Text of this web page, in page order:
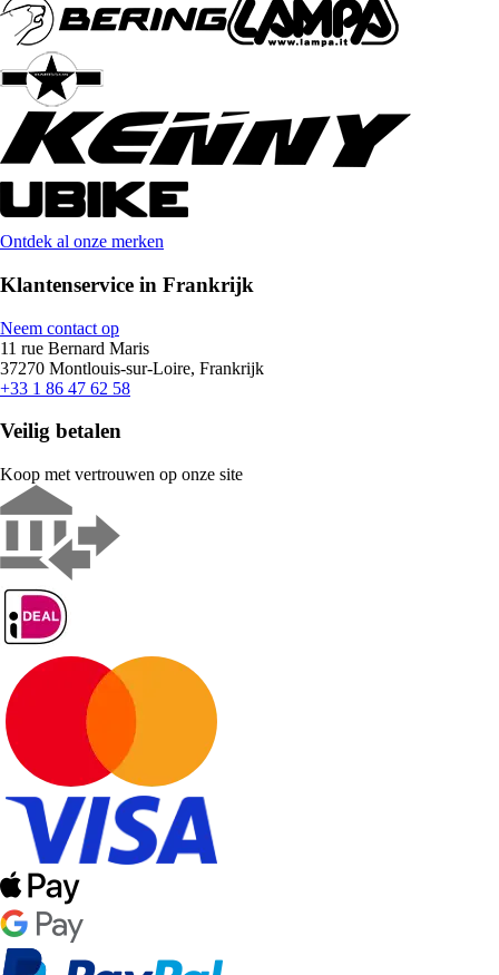
Ontdek al onze merken
Klantenservice in Frankrijk
Neem contact op
11 rue Bernard Maris
37270 Montlouis-sur-Loire, Frankrijk
+33 1 86 47 62 58
Veilig betalen
Koop met vertrouwen op onze site